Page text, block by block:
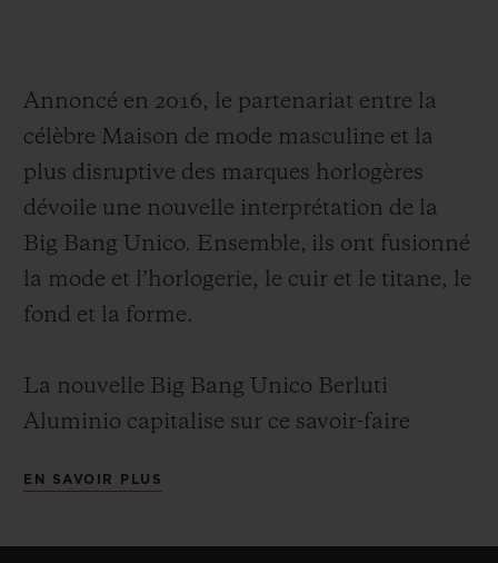
Annoncé en 2016, le partenariat entre la
célèbre Maison de mode masculine et la
plus disruptive des marques horlogères
dévoile une nouvelle interprétation de la
Big Bang Unico. Ensemble, ils ont fusionné
la mode et l’horlogerie, le cuir et le titane, le
fond et la forme.
La nouvelle Big Bang Unico Berluti
Aluminio capitalise sur ce savoir-faire
élégant, monochrome et intemporel. C’est
EN SAVOIR PLUS